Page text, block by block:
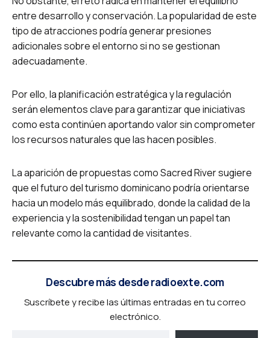
entre desarrollo y conservación. La popularidad de este
tipo de atracciones podría generar presiones
adicionales sobre el entorno si no se gestionan
adecuadamente.
Por ello, la planificación estratégica y la regulación
serán elementos clave para garantizar que iniciativas
como esta continúen aportando valor sin comprometer
los recursos naturales que las hacen posibles.
La aparición de propuestas como Sacred River sugiere
que el futuro del turismo dominicano podría orientarse
hacia un modelo más equilibrado, donde la calidad de la
experiencia y la sostenibilidad tengan un papel tan
relevante como la cantidad de visitantes.
Descubre más desde radioexte.com
Suscríbete y recibe las últimas entradas en tu correo
electrónico.